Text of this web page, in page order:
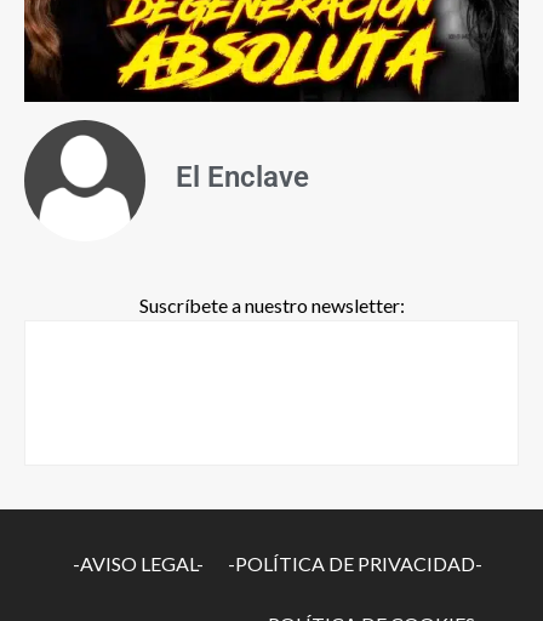
El Enclave
Suscríbete a nuestro newsletter:
-AVISO LEGAL- -POLÍTICA DE PRIVACIDAD-